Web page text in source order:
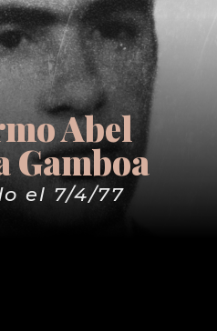
Abel
Gamboa
el 7/4/77